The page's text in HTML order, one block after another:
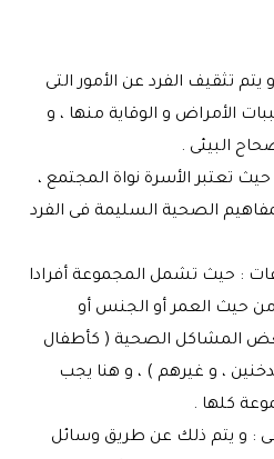
تثقيف الفرد عن الأمور التى
الأمراض و الوقاية منها ، و
البيئى .
تعتبر الأسرة نواة المجتمع ،
الصحية السليمة فى الفرد
: حيث تشمل المجموعة أفرادا
حيث العمر أو الجنس أو
المشاكل الصحية ( كأطفال
، و غيرهم ) ، و هنا يجب
كلها .
: و يتم ذلك عن طريق وسائل